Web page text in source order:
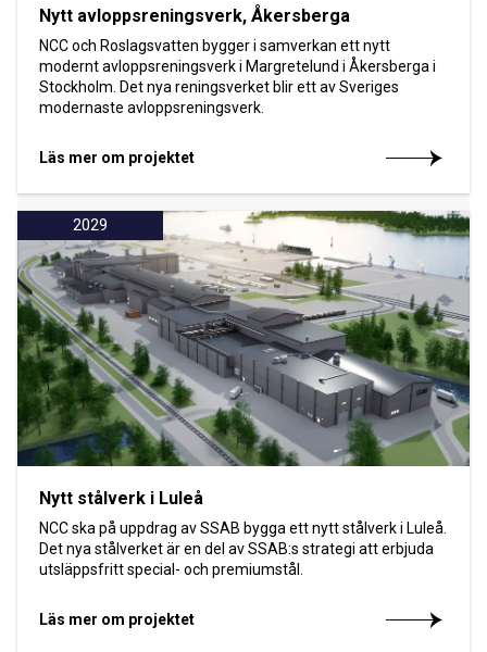
Nytt avloppsreningsverk, Åkersberga
NCC och Roslagsvatten bygger i samverkan ett nytt
modernt avloppsreningsverk i Margretelund i Åkersberga i
Stockholm. Det nya reningsverket blir ett av Sveriges
modernaste avloppsreningsverk.
Läs mer om projektet
2029
Nytt stålverk i Luleå
NCC ska på uppdrag av SSAB bygga ett nytt stålverk i Luleå.
Det nya stålverket är en del av SSAB:s strategi att erbjuda
utsläppsfritt special- och premiumstål.
Läs mer om projektet